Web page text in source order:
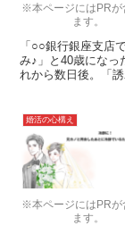
※本ページにはPRが
ます。
「○○銀行銀座支店
み♪」と40歳になっ
れから数日後。「
※本ページにはPRが
ます。
婚活の心構え